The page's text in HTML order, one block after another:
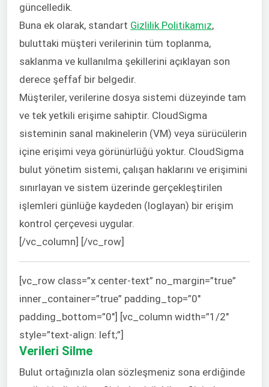
güncelledik.
Buna ek olarak, standart Gizlilik Politikamız,
buluttaki müşteri verilerinin tüm toplanma,
saklanma ve kullanılma şekillerini açıklayan son
derece şeffaf bir belgedir.
Müşteriler, verilerine dosya sistemi düzeyinde tam
ve tek yetkili erişime sahiptir. CloudSigma
sisteminin sanal makinelerin (VM) veya sürücülerin
içine erişimi veya görünürlüğü yoktur. CloudSigma
bulut yönetim sistemi, çalışan haklarını ve erişimini
sınırlayan ve sistem üzerinde gerçekleştirilen
işlemleri günlüğe kaydeden (loglayan) bir erişim
kontrol çerçevesi uygular.
[/vc_column] [/vc_row]
[vc_row class=”x center-text” no_margin=”true”
inner_container=”true” padding_top=”0″
padding_bottom=”0″] [vc_column width=”1/2″
style=”text-align: left;”]
Verileri Silme
Bulut ortağınızla olan sözleşmeniz sona erdiğinde